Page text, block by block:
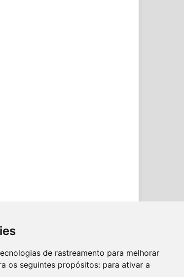
de rastreamento para melhorar
os seguintes propósitos: para ativar a